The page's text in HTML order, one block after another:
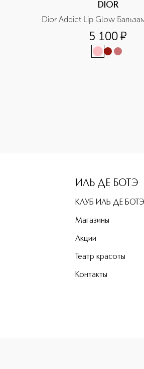
DIOR
Dior Addict Lip Glow
5 100¤
ИЛЬ ДЕ БОТЭ
КЛУБ ИЛЬ ДЕ БОТЭ
Магазины
Акции
Театр красоты
Контакты